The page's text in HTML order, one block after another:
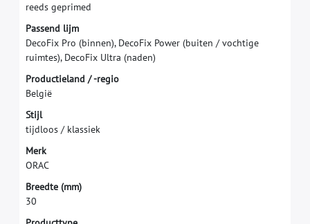
reeds geprimed
Passend lijm
DecoFix Pro (binnen), DecoFix Power (buiten / vochtige
ruimtes), DecoFix Ultra (naden)
Productieland /-regio
België
Stijl
tijdloos / klassiek
Merk
ORAC
Breedte (mm)
30